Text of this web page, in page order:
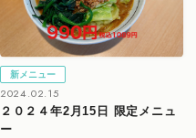
新メニュー
2024.02.15
２０２４年2月15日 限定メニュ
ー